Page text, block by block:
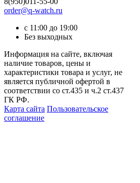
order@q-watch.ru
с 11:00 до 19:00
Без выходных
Информация на сайте, включая
наличие товаров, цены и
характеристики товара и услуг, не
является публичной офертой в
соответствии со ст.435 и ч.2 ст.437
ГК РФ.
Карта сайта Пользовательское
соглашение